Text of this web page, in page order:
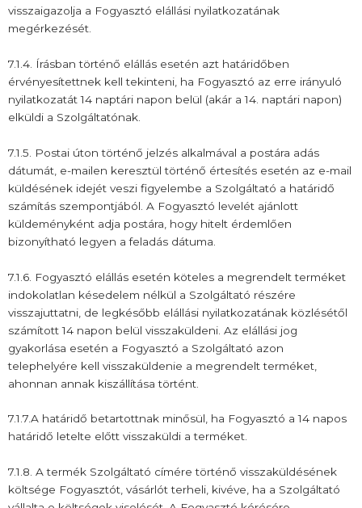
visszaigazolja a Fogyasztó elállási nyilatkozatának
megérkezését.
7.1.4. Írásban történő elállás esetén azt határidőben
érvényesítettnek kell tekinteni, ha Fogyasztó az erre irányuló
nyilatkozatát 14 naptári napon belül (akár a 14. naptári napon)
elküldi a Szolgáltatónak.
7.1.5. Postai úton történő jelzés alkalmával a postára adás
dátumát, e-mailen keresztül történő értesítés esetén az e-mail
küldésének idejét veszi figyelembe a Szolgáltató a határidő
számítás szempontjából. A Fogyasztó levelét ajánlott
küldeményként adja postára, hogy hitelt érdemlően
bizonyítható legyen a feladás dátuma.
7.1.6. Fogyasztó elállás esetén köteles a megrendelt terméket
indokolatlan késedelem nélkül a Szolgáltató részére
visszajuttatni, de legkésőbb elállási nyilatkozatának közlésétől
számított 14 napon belül visszaküldeni. Az elállási jog
gyakorlása esetén a Fogyasztó a Szolgáltató azon
telephelyére kell visszaküldenie a megrendelt terméket,
ahonnan annak kiszállítása történt.
7.1.7.A határidő betartottnak minősül, ha Fogyasztó a 14 napos
határidő letelte előtt visszaküldi a terméket.
7.1.8. A termék Szolgáltató címére történő visszaküldésének
költsége Fogyasztót, vásárlót terheli, kivéve, ha a Szolgáltató